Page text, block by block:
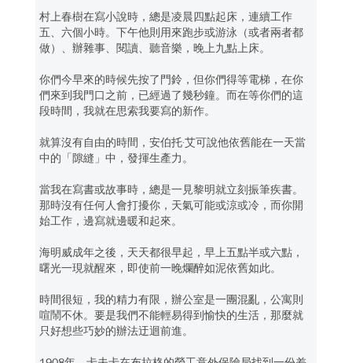
村上春樹在寫小說時，總是凌晨四點起床，連續工作
五、六個小時。下午他則用來跑步或游泳（或者兩者都
做）、辦雜事、閱讀、聽音樂，晚上九點上床。
你們今早來的時候先按了門鈴，但你們得等電梯，在你
們來到我門口之前，已經過了幾秒鐘。而在等你們的這
段時間，我就在思索我要寫的新作。
就算沒有自由的時間，安伯托‧艾可說他依舊能在一天當
中的「隙縫」中，發揮生產力。
當我在寫書或故事時，總是一見黎明就立刻振筆疾書。
那時沒有任何人會打擾你，天氣可能或涼或冷，而你開
始工作，邊寫就邊暖和起來。
海明威成年之後，天天都很早起，早上五點半或六點，
曙光一現就醒來，即使前一晚爛醉如泥依舊如此。
時間很短，我的精力有限，辦公室是一團混亂，公寓則
喧鬧不休。要是我們不能輕易得到愉快的生活，那麼就
只好想些巧妙的辦法迂迴前進。